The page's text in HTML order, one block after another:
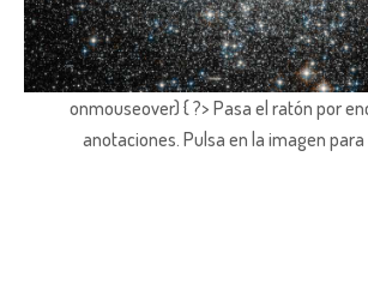
onmouseover) { ?> Pasa el ratón por
anotaciones. Pulsa en la imagen